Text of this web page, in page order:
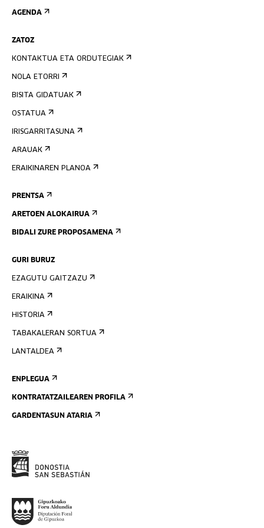
AGENDA
ZATOZ
KONTAKTUA ETA ORDUTEGIAK
NOLA ETORRI
BISITA GIDATUAK
OSTATUA
IRISGARRITASUNA
ARAUAK
ERAIKINAREN PLANOA
PRENTSA
ARETOEN ALOKAIRUA
BIDALI ZURE PROPOSAMENA
GURI BURUZ
EZAGUTU GAITZAZU
ERAIKINA
HISTORIA
TABAKALERAN SORTUA
LANTALDEA
ENPLEGUA
KONTRATATZAILEAREN PROFILA
GARDENTASUN ATARIA